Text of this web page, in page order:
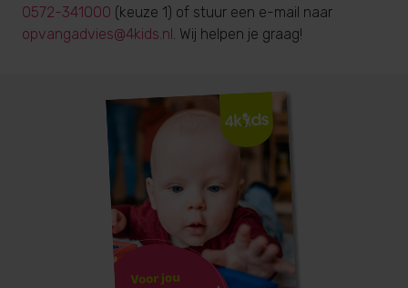
0572-341000 (keuze 1) of stuur een e-mail naar
opvangadvies@4kids.nl. Wij helpen je graag!